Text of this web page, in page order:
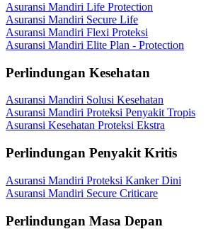
Asuransi Mandiri Life Protection
Asuransi Mandiri Secure Life
Asuransi Mandiri Flexi Proteksi
Asuransi Mandiri Elite Plan - Protection
Perlindungan Kesehatan
Asuransi Mandiri Solusi Kesehatan
Asuransi Mandiri Proteksi Penyakit Tropis
Asuransi Kesehatan Proteksi Ekstra
Perlindungan Penyakit Kritis
Asuransi Mandiri Proteksi Kanker Dini
Asuransi Mandiri Secure Criticare
Perlindungan Masa Depan